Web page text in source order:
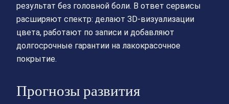
результат без головной боли. В ответ сервисы
расширяют спектр: делают 3D-визуализации
цвета, работают по записи и добавляют
долгосрочные гарантии на лакокрасочное
покрытие.
Прогнозы развития